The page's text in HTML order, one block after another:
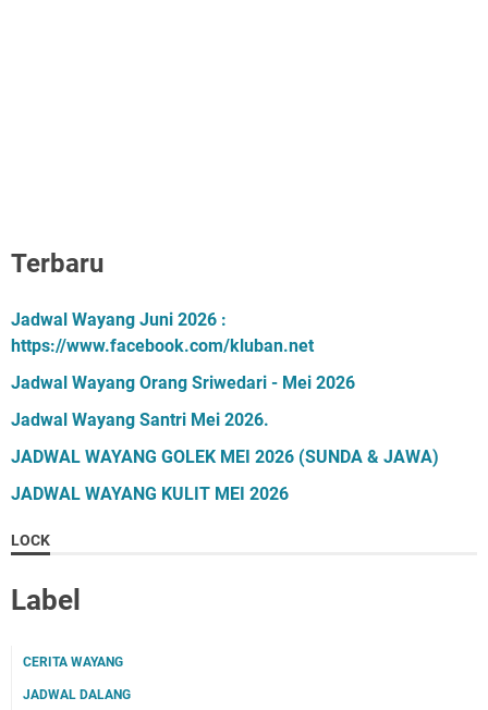
Terbaru
Jadwal Wayang Juni 2026 :
https://www.facebook.com/kluban.net
Jadwal Wayang Orang Sriwedari - Mei 2026
Jadwal Wayang Santri Mei 2026.
JADWAL WAYANG GOLEK MEI 2026 (SUNDA & JAWA)
JADWAL WAYANG KULIT MEI 2026
LOCK
Label
CERITA WAYANG
JADWAL DALANG